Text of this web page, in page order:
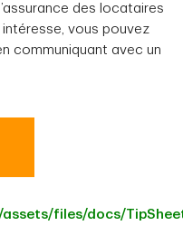
des locataires
vous pouvez
communiquant avec un
files/docs/